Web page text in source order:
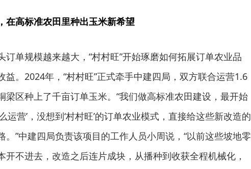
在高标准农田里种出玉米新希望
订单规模越来越大，“村村旺”开始琢磨如何拓展订单农业品
益。2024年，“村村旺”正式牵手中建四局，双方联合运营1.6
梁区种上了千亩订单玉米。“我们做高标准农田建设，最开始
运营’，没想到‘村村旺’的订单农业模式，直接给这些新改造的
。”中建四局负责该项目的工作人员小周说，“以前这些坡地零
开不进去，改造之后连片成块，从播种到收获全程机械化，